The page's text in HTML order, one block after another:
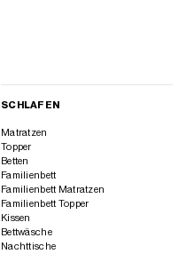
SCHLAFEN
Matratzen
Topper
Betten
Familienbett
Familienbett Matratzen
Familienbett Topper
Kissen
Bettwäsche
Nachttische